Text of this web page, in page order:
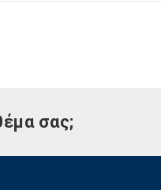
σας;